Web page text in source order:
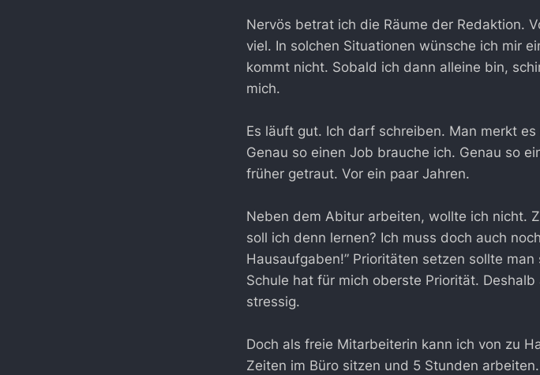
Nervös betrat ich die Räume der Redaktion.
viel. In solchen Situationen wünsche ich mir
kommt nicht. Sobald ich dann alleine bin,
mich.
Es läuft gut. Ich darf schreiben. Man merkt
Genau so einen Job brauche ich. Genau so
früher getraut. Vor ein paar Jahren.
Neben dem Abitur arbeiten, wollte ich nicht.
soll ich denn lernen? Ich muss doch auch
Hausaufgaben!” Prioritäten setzen sollte
Schule hat für mich oberste Priorität.
stressig.
Doch als freie Mitarbeiterin kann ich von zu
Zeiten im Büro sitzen und 5 Stunden arbeiten.